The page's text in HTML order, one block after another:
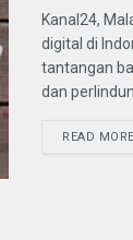
Kanal24,
digital di
tantangan
dan
READ MORE